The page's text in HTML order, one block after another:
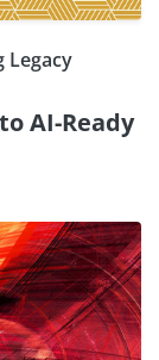
Legacy
AI-Ready